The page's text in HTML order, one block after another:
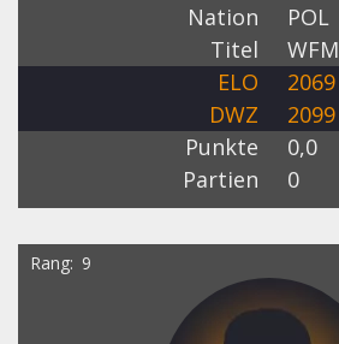
Nation
POL
Titel
WFM
ELO
2069
DWZ
2099
Punkte
0,0
Partien
0
Rang 9